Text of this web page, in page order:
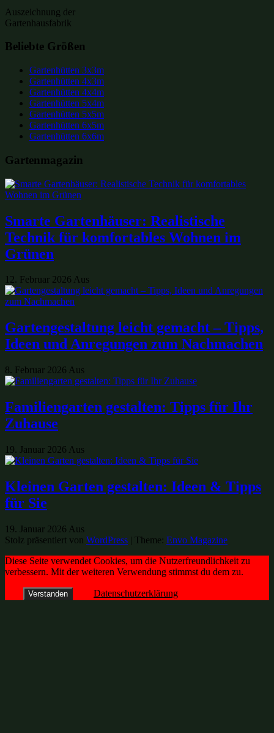
Auszeichnung der
Gartenhausfabrik
Beliebte Größen
Gartenhütten 3x3m
Gartenhütten 4x3m
Gartenhütten 4x4m
Gartenhütten 5x4m
Gartenhütten 5x5m
Gartenhütten 6x5m
Gartenhütten 6x6m
Gartenmagazin
Smarte Gartenhäuser: Realistische
Technik für komfortables Wohnen im
Grünen
12. Februar 2026 Aus
Gartengestaltung leicht gemacht – Tipps,
Ideen und Anregungen zum Nachmachen
8. Februar 2026 Aus
Familiengarten gestalten: Tipps für Ihr
Zuhause
19. Januar 2026 Aus
Kleinen Garten gestalten: Ideen & Tipps
für Sie
19. Januar 2026 Aus
Stolz präsentiert von WordPress | Theme: Envo Magazine
Diese Seite verwendet Cookies, um die Nutzerfreundlichkeit zu
verbessern. Mit der weiteren Verwendung stimmst du dem zu.
Verstanden Datenschutzerklärung